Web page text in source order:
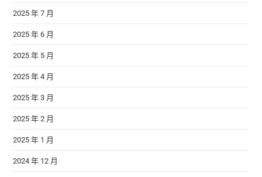
2025 年 7 月
2025 年 6 月
2025 年 5 月
2025 年 4 月
2025 年 3 月
2025 年 2 月
2025 年 1 月
2024 年 12 月